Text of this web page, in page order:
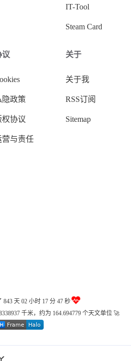
IT-Tool
Steam Card
议
隐政策
权协议
营与责任
关于
关于我
RSS订阅
Sitemap
843 天02 小时 17 分 48 秒
千米，约为 164.694779 个天文单位 🚀